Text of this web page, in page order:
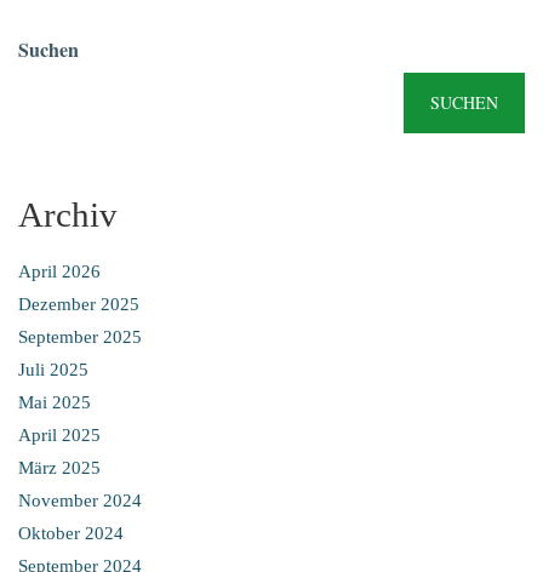
Suchen
SUCHEN
Archiv
April 2026
Dezember 2025
September 2025
Juli 2025
Mai 2025
April 2025
März 2025
November 2024
Oktober 2024
September 2024